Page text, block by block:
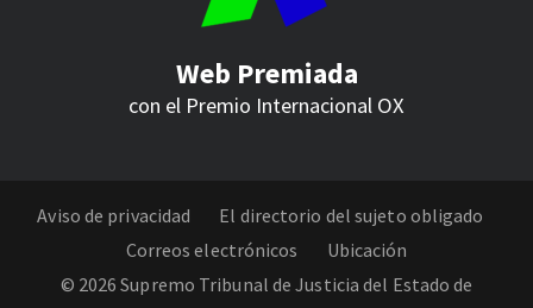
Web Premiada
con el Premio Internacional OX
Aviso de privacidad
El directorio del sujeto obligado
Correos electrónicos
Ubicación
© 2026 Supremo Tribunal de Justicia del Estado de